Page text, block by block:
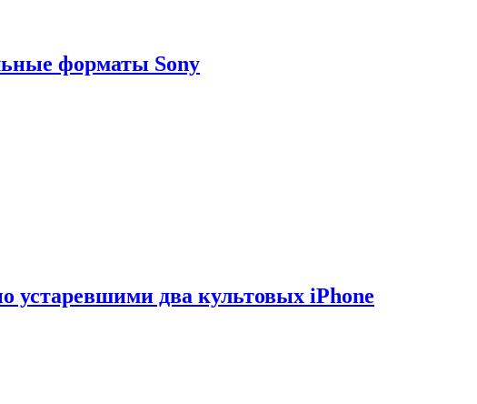
форматы Sony
устаревшими два культовых iPhone